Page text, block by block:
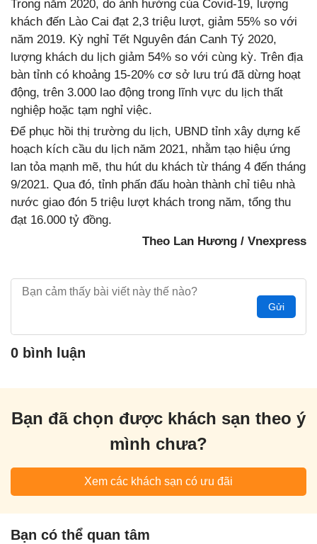
Trong năm 2020, do ảnh hưởng của Covid-19, lượng
khách đến Lào Cai đạt 2,3 triệu lượt, giảm 55% so với
năm 2019. Kỳ nghỉ Tết Nguyên đán Canh Tý 2020,
lượng khách du lịch giảm 54% so với cùng kỳ. Trên địa
bàn tỉnh có khoảng 15-20% cơ sở lưu trú đã dừng hoạt
động, trên 3.000 lao động trong lĩnh vực du lịch thất
nghiệp hoặc tạm nghỉ việc.
Để phục hồi thị trường du lịch, UBND tỉnh xây dựng kế
hoạch kích cầu du lịch năm 2021, nhằm tạo hiệu ứng
lan tỏa mạnh mẽ, thu hút du khách từ tháng 4 đến tháng
9/2021. Qua đó, tỉnh phấn đấu hoàn thành chỉ tiêu nhà
nước giao đón 5 triệu lượt khách trong năm, tổng thu
đạt 16.000 tỷ đồng.
Theo Lan Hương / Vnexpress
Gửi
0 bình luận
Bạn đã chọn được khách sạn theo ý
mình chưa?
Xem các khách sạn có ưu đãi
Bạn có thể quan tâm